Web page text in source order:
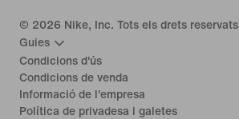
© 2026 Nike, Inc. Tots els drets reservats
Guies
Condicions d'ús
Condicions de venda
Informació de l'empresa
Política de privadesa i galetes